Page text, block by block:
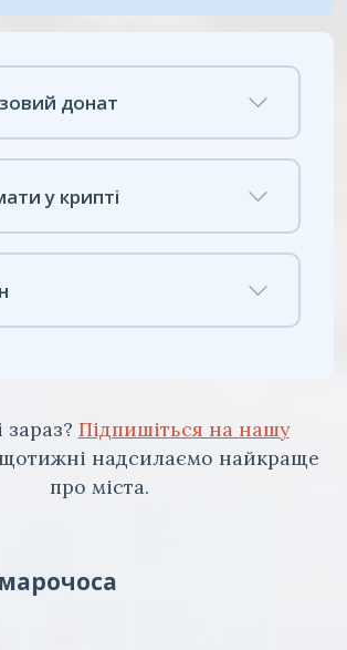
донат
у крипті
зараз? Підпишіться на нашу
надсилаємо найкраще
про міста.